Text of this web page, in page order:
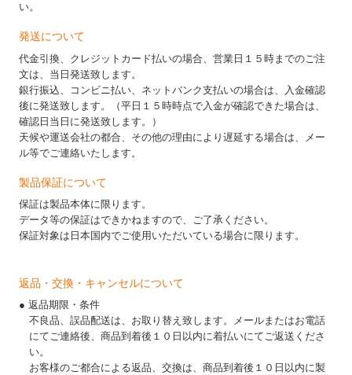
い。
発送について
代金引換、クレジットカード払いの場合、営業日１５時までのご注
文は、当日発送致します。
銀行振込、コンビニ払い、ネットバンク支払いの場合は、入金確認
後に発送致します。（平日１５時時点で入金が確認できた場合は、
確認日当日に発送致します。）
天候や運送会社の都合、その他の理由により遅延する場合は、メー
ル等でご連絡いたします。
製品保証について
保証は製品本体に限ります。
データ等の保証はできかねますので、ご了承ください。
保証対象は日本国内でご使用いただいている場合に限ります。
返品・交換・キャンセルについて
● 返品期限・条件
不良品、誤品配送は、お取り替え致します。メールまたはお電話
にてご連絡後、商品到着後１０日以内に着払いにてご返送くださ
い。
お客様のご都合による返品、交換は、商品到着後１０日以内に製